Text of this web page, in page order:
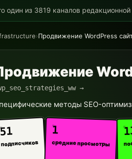
один из 3819 каналов
›Продвижение WordPress
→
методы SEO-
51
подписчиков
1
средние просмотры